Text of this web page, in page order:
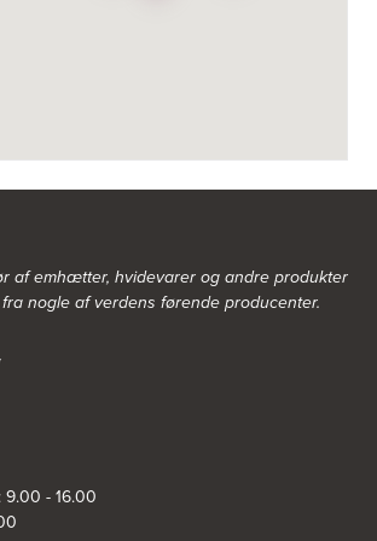
butik/power-ishoj/s-3830/
90
butik/power-roedovre/s-3831/
butik/power-slagelse/s-3832/
af emhætter, hvidevarer ogandre produkter
nogle af verdens førende producenter.
9.00 - 16.00